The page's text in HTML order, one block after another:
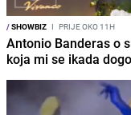
/SHOWBIZ I PRIJE OKO 11H
Antonio Banderas o
koja mi se ikada